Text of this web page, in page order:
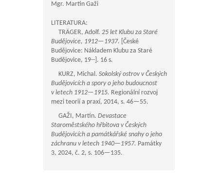
Mgr. Martin Gaži
LITERATURA:
TRÄGER, Adolf. 25 let Klubu za Staré
Budějovice, 1912—1937. [České
Budějovice: Nákladem Klubu za Staré
Budějovice, 19--]. 16 s.
KURZ, Michal. Sokolský ostrov v Českých
Budějovicích a spory o jeho budoucnost
v letech 1912—1915. Regionální rozvoj
mezi teorií a praxí, 2014, s. 46—55.
GAŽI, Martin. Devastace
Staroměstského hřbitova v Českých
Budějovicích a památkářské snahy o jeho
záchranu v letech 1940—1957. Památky
3, 2024, č. 2, s. 106—135.